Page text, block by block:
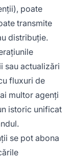
poate
transmite
distribuție.
sau actualizări
fluxuri de
multor agenți
istoric unificat
se pot abona